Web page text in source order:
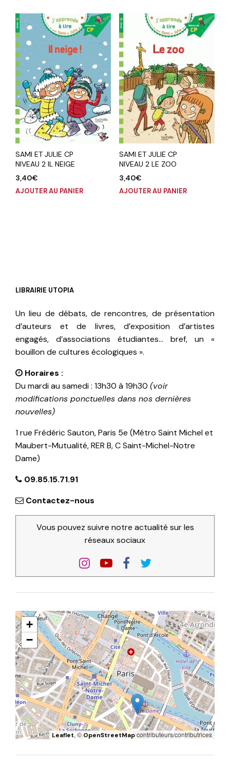
SAMI ET JULIE CP
NIVEAU 2 IL NEIGE
3,40€
AJOUTER AU PANIER
SAMI ET JULIE CP
NIVEAU 2 LE ZOO
3,40€
AJOUTER AU PANIER
LIBRAIRIE UTOPIA
Un lieu de débats, de rencontres, de présentation
d’auteurs et de livres, d’exposition d’artistes
engagés, d’associations étudiantes… bref, un «
bouillon de cultures écologiques ».
Horaires :
Du mardi au samedi : 13h30 à 19h30 (voir
modifications ponctuelles dans nos dernières
nouvelles)
1 rue Frédéric Sauton, Paris 5e (Métro Saint Michel et
Maubert-Mutualité, RER B, C Saint-Michel-Notre
Dame)
09.85.15.71.91
Contactez-nous
Vous pouvez suivre notre actualité sur les
réseaux sociaux
+
−
Leaflet, ©OpenStreetMapcontributeurs/contributrices